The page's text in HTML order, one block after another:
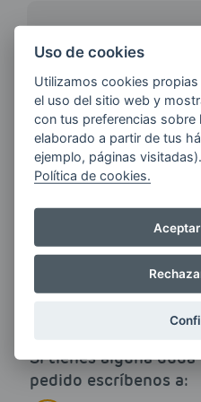
LAS
ÚLTIMAS
E-MAIL
ENERGIAS por
electrónico.Más
Si tienes alguna
pedido escríbenos a:
Uso de cookies
Utilizamos cookies
el uso del sitio web y
con tus preferencias sobre
elaborado a partir de tus
ejemplo, páginas visitadas).
Política de cookies.